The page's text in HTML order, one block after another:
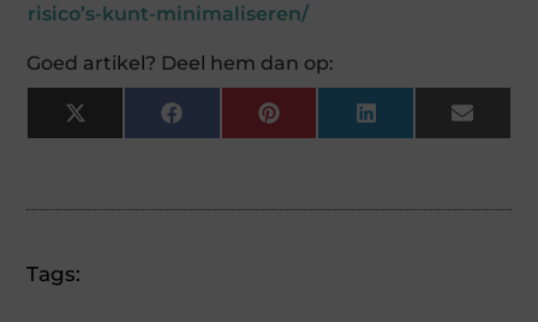
risico’s-kunt-minimaliseren/
Goed artikel? Deel hem dan op:
X
(Twitter)
FacebookPinterestLinkedInEmail
Tags: